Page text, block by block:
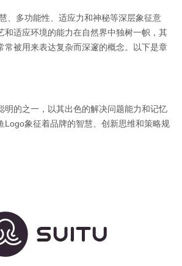
、多功能性、适应力和神秘等深层象征意
和适应环境的能力在自然界中独树一帜，其
常被用来表达复杂而深邃的概念。以下是章
明的之一，以其出色的解决问题能力和记忆
Logo象征着品牌的智慧、创新思维和策略规